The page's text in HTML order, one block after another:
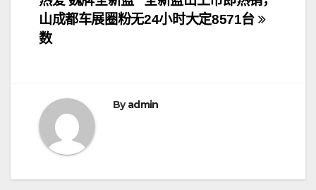
章
导
24小时大定8571台
山成都车展圈粉无
数
Byadmin